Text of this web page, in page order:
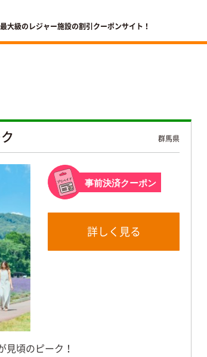
大級のレジャー施設の割引クーポンサイト！
群馬県
事前決済クーポン
詳しく見る
見頃のピーク！